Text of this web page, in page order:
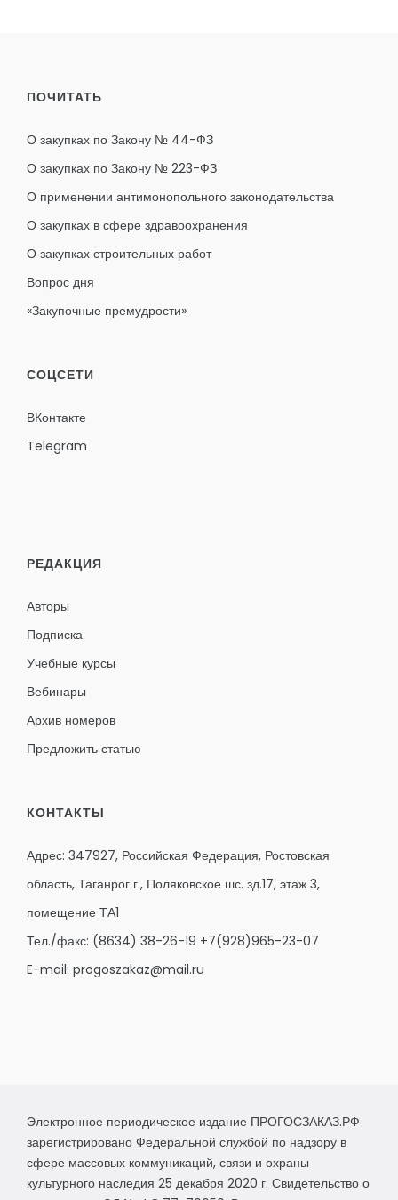
ПОЧИТАТЬ
О закупках по Закону № 44-ФЗ
О закупках по Закону № 223-ФЗ
О применении антимонопольного законодательства
О закупках в сфере здравоохранения
О закупках строительных работ
Вопрос дня
«Закупочные премудрости»
СОЦСЕТИ
ВКонтакте
Telegram
РЕДАКЦИЯ
Авторы
Подписка
Учебные курсы
Вебинары
Архив номеров
Предложить статью
КОНТАКТЫ
Адрес: 347927, Российская Федерация, Ростовская
область, Таганрог г., Поляковское шс. зд.17, этаж 3,
помещение ТА1
Тел./факс: (8634) 38-26-19 +7(928)965-23-07
E-mail: progoszakaz@mail.ru
Электронное периодическое издание ПРОГОСЗАКАЗ.РФ
зарегистрировано Федеральной службой по надзору в
сфере массовых коммуникаций, связи и охраны
культурного наследия 25 декабря 2020 г. Свидетельство о